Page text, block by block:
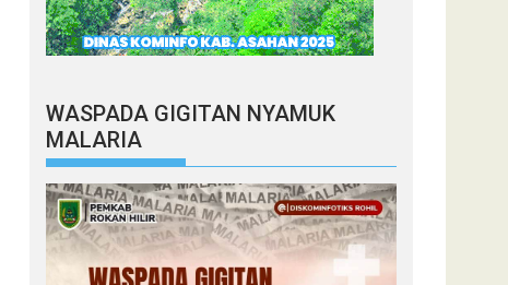
WASPADA GIGITAN NYAMUK
MALARIA